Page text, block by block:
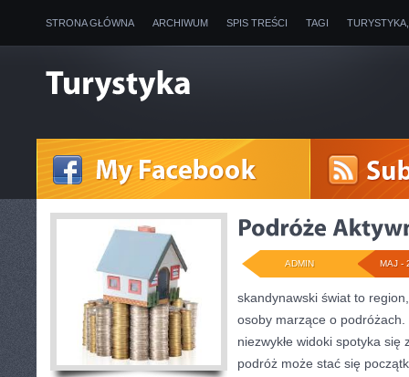
STRONA GŁÓWNA ARCHIWUM SPIS TREŚCI TAGI
MAJ -
ADMIN
skandynawski świat to
osoby marzące o
niezwykłe widoki spotyka
podróż może stać się